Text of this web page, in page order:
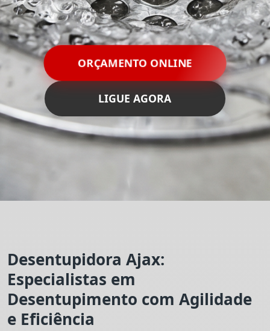
ORÇAMENTO ONLINE
LIGUE AGORA
Desentupidora Ajax:
Especialistas em
Desentupimento com Agilidade
e Eficiência